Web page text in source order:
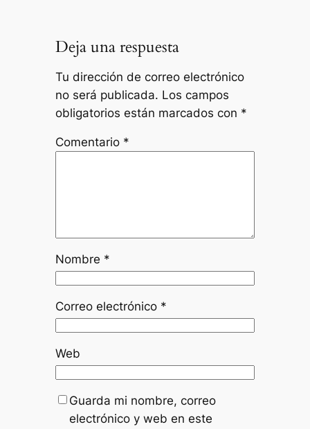
Deja una respuesta
Tu dirección de correo electrónico
no será publicada. Los campos
obligatorios están marcados con *
Comentario *
Nombre *
Correo electrónico *
Web
Guarda mi nombre, correo
electrónico y web en este